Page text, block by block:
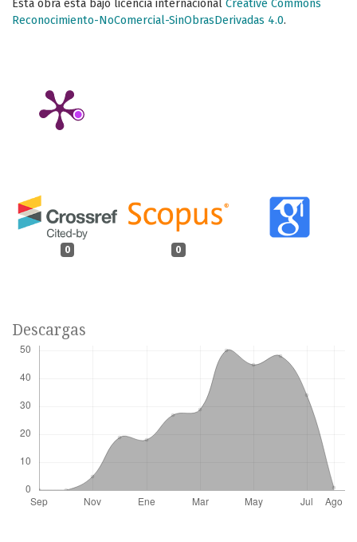
0 0
Esta obra está bajo licencia internacional Creative Commons
Reconocimiento-NoComercial-SinObrasDerivadas 4.0.
Descargas